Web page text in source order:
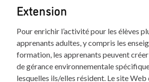
Extension
Pour enrichir l’activité pour les élèves
apprenants adultes, y compris les
formation, les apprenants peuvent
de gérance environnementale
lesquelles ils/elles résident. Le site Web